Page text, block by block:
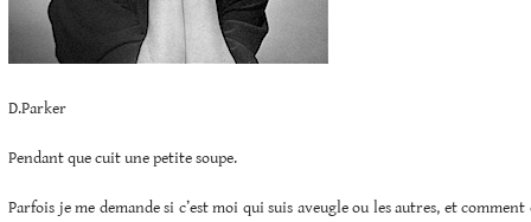
D.Parker
Pendant que cuit une petite soupe.
Parfois je me demande si c’est moi qui suis aveugle ou les autres, et